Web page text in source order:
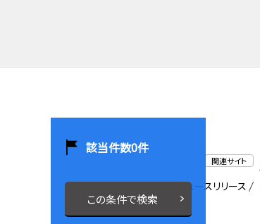
該当件数0件
この条件で検索
関連サイト
会社概要 採用情報 ニュースリリース